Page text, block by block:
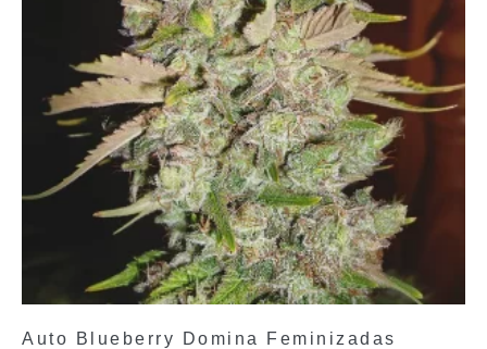
Auto Blueberry Domina Feminizadas